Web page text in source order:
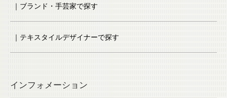
｜ブランド・手芸家で探す
｜テキスタイルデザイナーで探す
インフォメーション